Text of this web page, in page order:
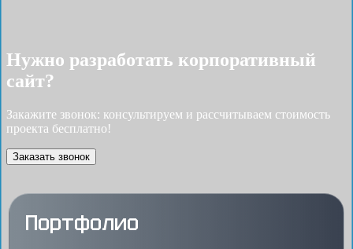
Нужно разработать корпоративный
сайт?
Закажите звонок: консультируем и рассчитываем стоимость
проекта бесплатно!
Заказать звонок
Портфолио